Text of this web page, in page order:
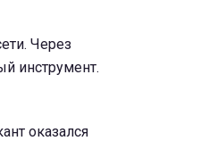
Через
инструмент.
оказался